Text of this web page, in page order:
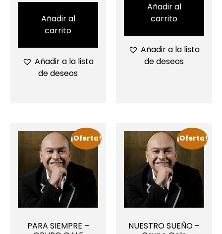
Añadir al
carrito
Añadir a la lista
de deseos
Añadir al
carrito
Añadir a la lista
de deseos
¡Oferta!
PARA SIEMPRE –
¡Oferta!
NUESTRO SUEÑO –